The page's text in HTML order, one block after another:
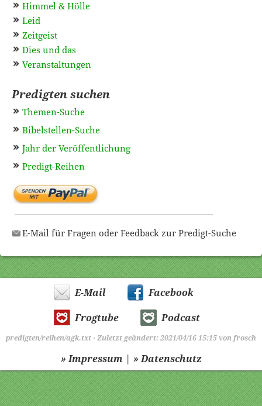
Himmel & Hölle
Leid
Zeitgeist
Dies und das
Veranstaltungen
Predigten suchen
Themen-Suche
Bibelstellen-Suche
Jahr der Veröffentlichung
Predigt-Reihen
E-Mail für Fragen oder Feedback zur Predigt-Suche
E-Mail Facebook
Frogtube Podcast
predigten/reihen/agk.txt · Zuletzt geändert: 2021/04/16 15:15 von frosch
» Impressum | » Datenschutz